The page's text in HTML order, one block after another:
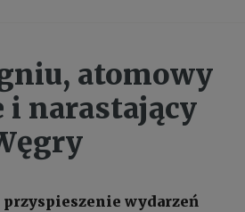
atomowy
i narastający
wydarzeń